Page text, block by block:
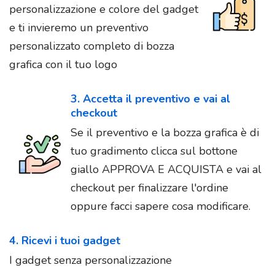
personalizzazione e colore del gadget
e ti invieremo un preventivo
personalizzato completo di bozza
grafica con il tuo logo
3. Accetta il preventivo e vai al
checkout
Se il preventivo e la bozza grafica è di
tuo gradimento clicca sul bottone
giallo APPROVA E ACQUISTA e vai al
checkout per finalizzare l'ordine
oppure facci sapere cosa modificare.
4. Ricevi i tuoi gadget
I gadget senza personalizzazione